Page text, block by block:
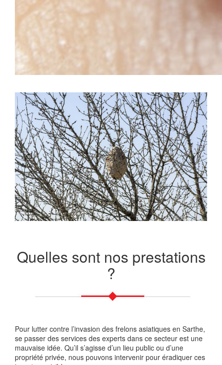
Quelles sont nos prestations
?
Pour lutter contre l’invasion des frelons asiatiques en Sarthe,
se passer des services des experts dans ce secteur est une
mauvaise idée. Qu’il s’agisse d’un lieu public ou d’une
propriété privée, nous pouvons intervenir pour éradiquer ces